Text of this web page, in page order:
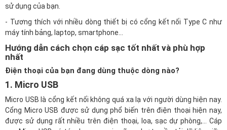
sử dụng của bạn.
- Tương thích với nhiều dòng thiết bị có cổng kết nối Type C như
máy tính bảng, laptop, smartphone...
Hướng dẫn cách chọn cáp sạc tốt nhất và phù hợp
nhất
Điện thoại của bạn đang dùng thuộc dòng nào?
1. Micro USB
Micro USB là cổng kết nối không quá xa lạ với người dùng hiện nay.
Cổng Micro USB được sử dụng phổ biến trên điện thoại hiện nay,
được sử dụng rất nhiều trên điện thoại, loa, sạc dự phòng,… Cáp